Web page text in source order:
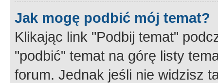
Jak mogę podbić mój temat?
Klikając link "Podbij temat"
"podbić" temat na górę listy
forum. Jednak jeśli nie widzisz